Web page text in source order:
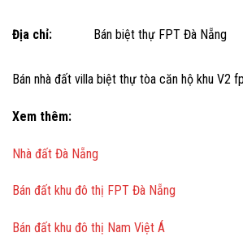
Địa chỉ: Bán biệt thự FPT Đà Nẵng
Bán nhà đất villa biệt thự tòa căn hộ khu V2
Xem thêm:
Nhà đất Đà Nẵng
Bán đất khu đô thị FPT Đà Nẵng
Bán đất khu đô thị Nam Việt Á